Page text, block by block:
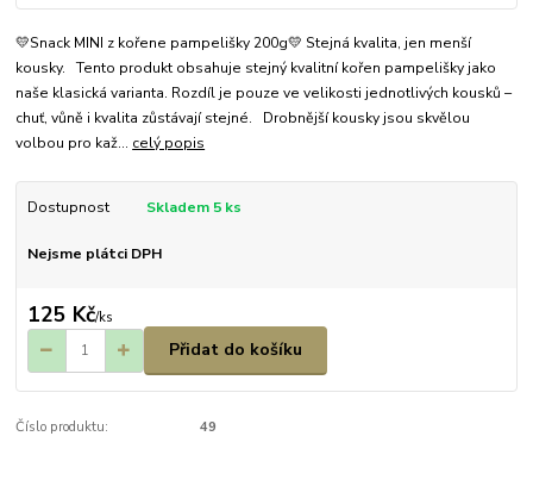
💛Snack MINI z kořene pampelišky 200g💛 Stejná kvalita, jen menší
kousky. Tento produkt obsahuje stejný kvalitní kořen pampelišky jako
naše klasická varianta. Rozdíl je pouze ve velikosti jednotlivých kousků –
chuť, vůně i kvalita zůstávají stejné. Drobnější kousky jsou skvělou
volbou pro kaž... celý popis
Dostupnost Skladem 5 ks
Nejsme plátci DPH
125 Kč/ks
Přidat do košíku
Číslo produktu: 49